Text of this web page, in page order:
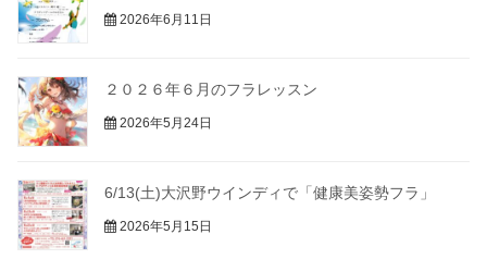
2026年6月11日
２０２６年６月のフラレッスン
2026年5月24日
6/13(土)大沢野ウインディで「健康美姿勢フラ」
2026年5月15日